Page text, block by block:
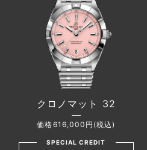
クロノマット 32
価格616,000円(税込)
SPECIAL CREDIT